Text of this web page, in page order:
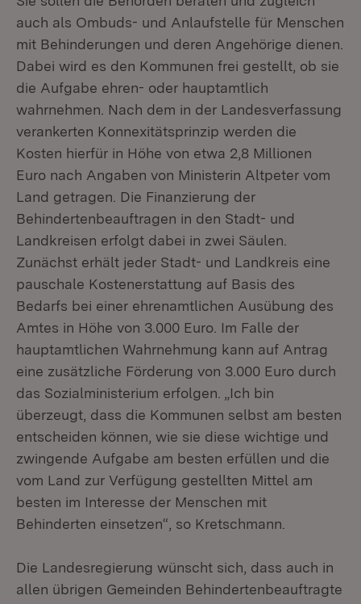
auch als Ombuds- und Anlaufstelle für Menschen
mit Behinderungen und deren Angehörige dienen.
Dabei wird es den Kommunen frei gestellt, ob sie
die Aufgabe ehren- oder hauptamtlich
wahrnehmen. Nach dem in der Landesverfassung
verankerten Konnexitätsprinzip werden die
Kosten hierfür in Höhe von etwa 2,8 Millionen
Euro nach Angaben von Ministerin Altpeter vom
Land getragen. Die Finanzierung der
Behindertenbeauftragen in den Stadt- und
Landkreisen erfolgt dabei in zwei Säulen.
Zunächst erhält jeder Stadt- und Landkreis eine
pauschale Kostenerstattung auf Basis des
Bedarfs bei einer ehrenamtlichen Ausübung des
Amtes in Höhe von 3.000 Euro. Im Falle der
hauptamtlichen Wahrnehmung kann auf Antrag
eine zusätzliche Förderung von 3.000 Euro durch
das Sozialministerium erfolgen. „Ich bin
überzeugt, dass die Kommunen selbst am besten
entscheiden können, wie sie diese wichtige und
zwingende Aufgabe am besten erfüllen und die
vom Land zur Verfügung gestellten Mittel am
besten im Interesse der Menschen mit
Behinderten einsetzen“, so Kretschmann.
Die Landesregierung wünscht sich, dass auch in
allen übrigen Gemeinden Behindertenbeauftragte